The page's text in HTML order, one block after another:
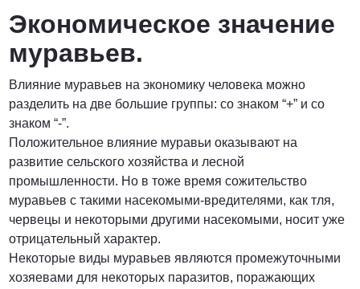
Экономическое значение
муравьев.
Влияние муравьев на экономику человека можно
разделить на две большие группы: со знаком “+” и со
знаком “-”.
Положительное влияние муравьи оказывают на
развитие сельского хозяйства и лесной
промышленности. Но в тоже время сожительство
муравьев с такими насекомыми-вредителями, как тля,
червецы и некоторыми другими насекомыми, носит уже
отрицательный характер.
Некоторые виды муравьев являются промежуточными
хозяевами для некоторых паразитов, поражающих